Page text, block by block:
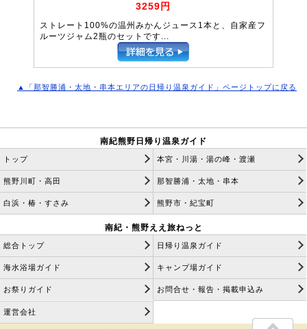
3259円
ストレート100%の温州みかんジュース1本と、自家産フ
ルーツジャム2瓶のセットです...
▲「那智勝浦・太地・串本エリアの日帰り温泉ガイド」ページトップに戻る
南紀熊野日帰り温泉ガイド
トップ 本宮・川湯・湯の峰・渡瀬
熊野川町・高田 那智勝浦・太地・串本
白浜・椿・すさみ 熊野市・紀宝町
南紀・熊野ええ旅ねっと
総合トップ 日帰り温泉ガイド
海水浴場ガイド キャンプ場ガイド
お祭りガイド お問合せ・報告・掲載申込み
運営会社